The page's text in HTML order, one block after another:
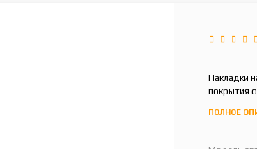
Накладки
покрытия
ПОЛНОЕ